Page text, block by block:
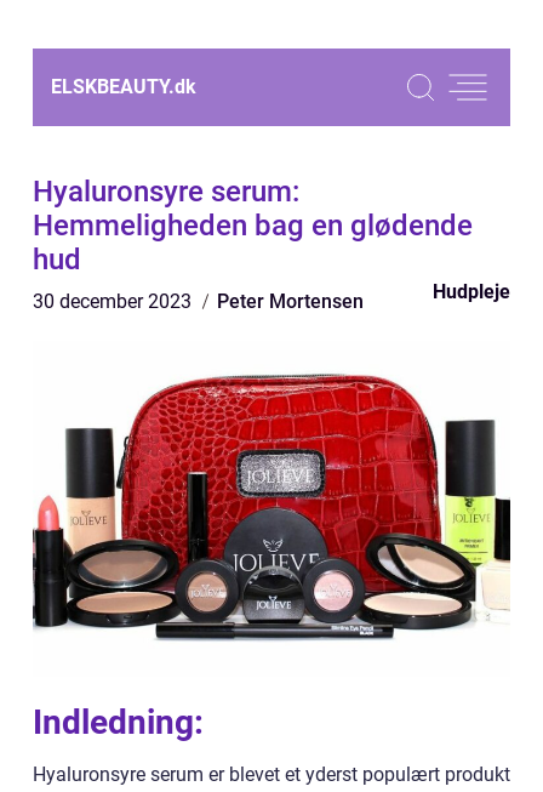
ELSKBEAUTY.dk
Hyaluronsyre serum:
Hemmeligheden bag en glødende
hud
30 december 2023 Peter Mortensen Hudpleje
Indledning:
Hyaluronsyre serum er blevet et yderst populært produkt